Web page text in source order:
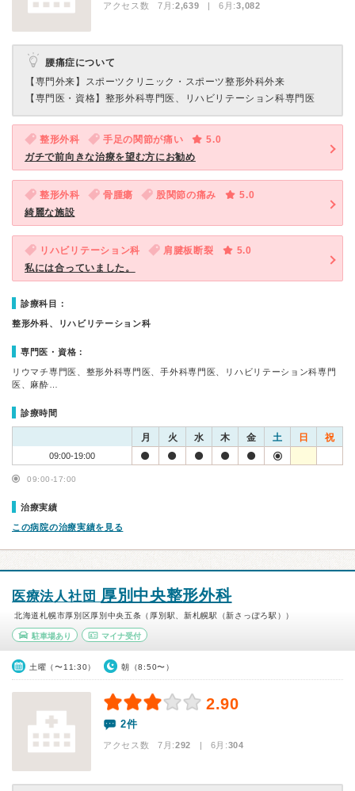
アクセス数 7月:2,639 | 6月:3,082
腰痛症について
【専門外来】 スポーツクリニック・スポーツ整形外科外来
【専門医・資格】 整形外科専門医、リハビリテーション科専門医
整形外科 手足の関節が痛い
5.0
ガチで前向きな治療を望む方にお勧め
整形外科 骨腫瘍 股関節の痛み
5.0
綺麗な施設
リハビリテーション科 肩腱板断裂
5.0
私には合っていました。
診療科目：
整形外科、リハビリテーション科
専門医・資格：
リウマチ専門医、整形外科専門医、手外科専門医、リハビリテーション科専門
医、麻酔…
診療時間
月 火 水 木 金 土 日 祝
09:00-19:00
09:00-17:00
治療実績
この病院の治療実績を見る
医療法人社団 厚別中央整形外科
北海道札幌市厚別区厚別中央五条（厚別駅、新札幌駅（新さっぽろ駅））
駐車場あり マイナ受付
土曜（〜11:30） 朝（8:50〜）
2.90
2件
アクセス数 7月:292 | 6月:304